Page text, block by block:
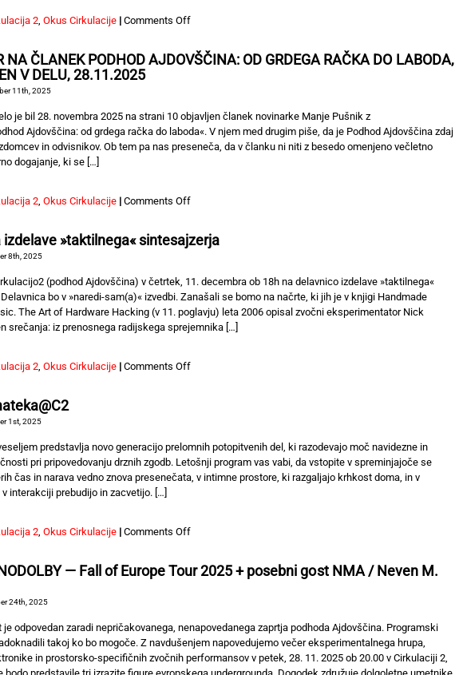
2, Okus Cirkulacije | Comments Offon
MUS
2025
sejem
umetnin
NA ČLANEK PODHOD AJDOVŠČINA: OD GRDEGA RAČKA DO LABODA,
V DELU, 28.11.2025
11th, 2025
je bil 28. novembra 2025 na strani 10 objavljen članek novinarke Manje Pušnik z
Ajdovščina: od grdega račka do laboda«. V njem med drugim piše, da je Podhod Ajdovščina zdaj
in odvisnikov. Ob tem pa nas preseneča, da v članku ni niti z besedo omenjeno večletno
dogajanje, ki se […]
2, Okus Cirkulacije | Comments Offon
ČLANEK
AJDOVŠČINA:
GRDEGA
RAČKA
OBJAVLJEN
izdelave »taktilnega« sintesajzerja
8th, 2025
(podhod Ajdovščina) v četrtek, 11. decembra ob 18h na delavnico izdelave »taktilnega«
bo v »naredi-sam(a)« izvedbi. Zanašali se bomo na načrte, ki jih je v knjigi Handmade
The Art of Hardware Hacking (v 11. poglavju) leta 2006 opisal zvočni eksperimentator Nick
srečanja: iz prenosnega radijskega sprejemnika […]
2, Okus Cirkulacije | Comments Offon
1st, 2025
predstavlja novo generacijo prelomnih potopitvenih del, ki razodevajo moč navidezne in
pri pripovedovanju drznih zgodb. Letošnji program vas vabi, da vstopite v spreminjajoče se
čas in narava vedno znova presenečata, v intimne prostore, ki razgaljajo krhkost doma, in v
interakciji prebudijo in zacvetijo. […]
2, Okus Cirkulacije | Comments Offon
— Fall of Europe Tour 2025 + posebni gost NMA / Neven M.
24th, 2025
je odpovedan zaradi nepričakovanega, nenapovedanega zaprtja podhoda Ajdovščina. Programski
takoj ko bo mogoče. Z navdušenjem napovedujemo večer eksperimentalnega hrupa,
in prostorsko-specifičnih zvočnih performansov v petek, 28. 11. 2025 ob 20.00 v Cirkulaciji 2,